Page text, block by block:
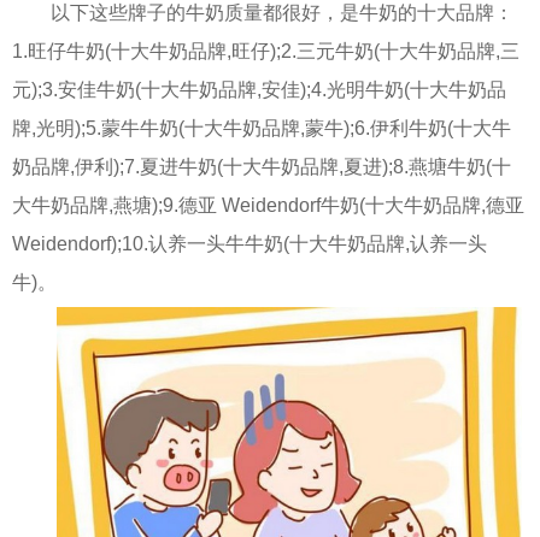
以下这些牌子的牛奶质量都很好，是牛奶的十大品牌：
1.旺仔牛奶(十大牛奶品牌,旺仔);2.三元牛奶(十大牛奶品牌,三
元);3.安佳牛奶(十大牛奶品牌,安佳);4.光明牛奶(十大牛奶品
牌,光明);5.蒙牛牛奶(十大牛奶品牌,蒙牛);6.伊利牛奶(十大牛
奶品牌,伊利);7.夏进牛奶(十大牛奶品牌,夏进);8.燕塘牛奶(十
大牛奶品牌,燕塘);9.德亚 Weidendorf牛奶(十大牛奶品牌,德亚
Weidendorf);10.认养一头牛牛奶(十大牛奶品牌,认养一头
牛)。